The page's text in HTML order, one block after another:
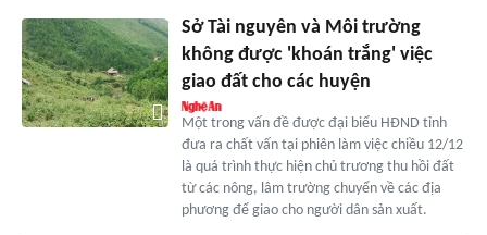
Sở Tài nguyên và Môi trường
không được 'khoán trắng' việc
giao đất cho các huyện
Một trong vấn đề được đại biểu HĐND tỉnh
đưa ra chất vấn tại phiên làm việc chiều 12/12
là quá trình thực hiện chủ trương thu hồi đất
từ các nông, lâm trường chuyển về các địa
phương để giao cho người dân sản xuất.